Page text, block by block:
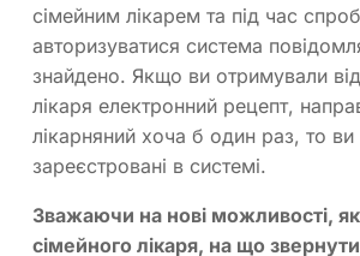
сімейним лікарем та під час
авторизуватися система
знайдено. Якщо ви отримували
лікаря електронний рецепт,
лікарняний хоча б один раз, то
зареєстровані в системі.
Зважаючи на нові можливості,
сімейного лікаря, на що